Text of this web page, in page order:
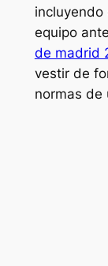
equipo
de madrid
vestir de
normas de